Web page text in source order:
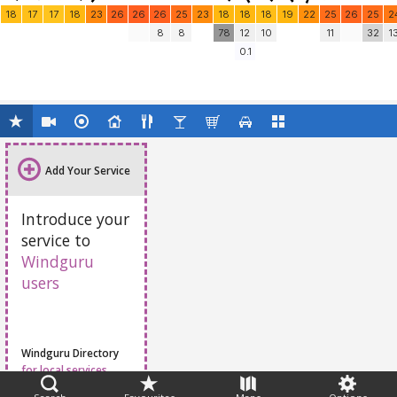
18 17 17 18 23 26 26 26 25 23 18 18 18 19 22 25 26 25
8
8 78 12 10 11 32
0.1
Add Your Service
Introduce your
service to
Windguru
users
Windguru Directory
for local services